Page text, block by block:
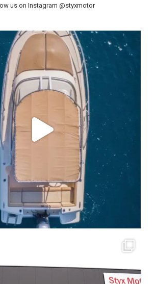
us on Instagram @styxmotor